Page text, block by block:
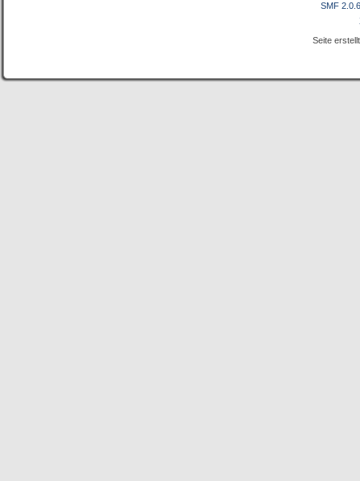
SMF 2.0.6
Seite